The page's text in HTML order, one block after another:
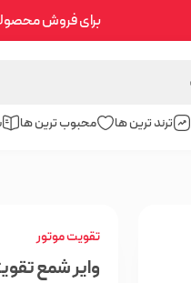
برای فروش
ترند ترین ها محبوب ترین ها
تقویت موتور
وایر شمع